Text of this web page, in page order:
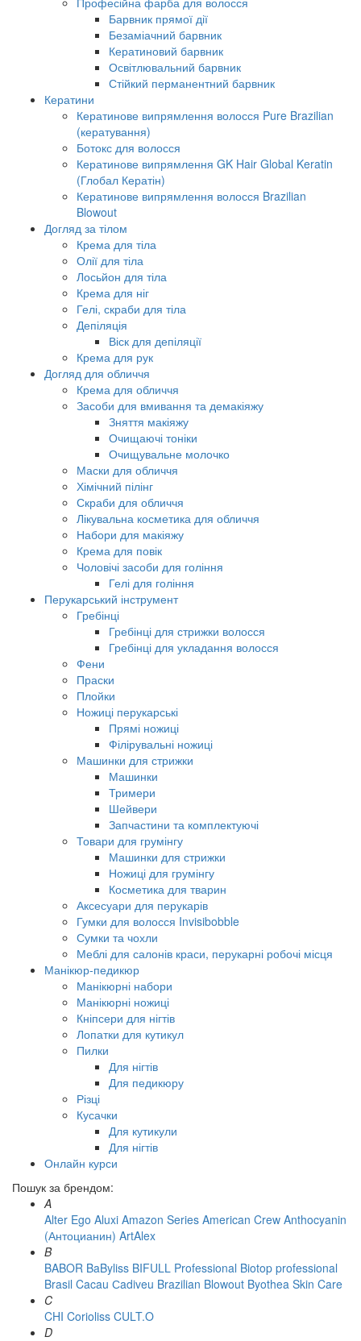
Барвник прямої дії
Безаміачний барвник
Кератиновий барвник
Освітлювальний барвник
Стійкий перманентний барвник
Кератини
Кератинове випрямлення волосся Pure Brazilian
(кератування)
Ботокс для волосся
Кератинове випрямлення GK Hair Global Keratin
(Глобал Кератін)
Кератинове випрямлення волосся Brazilian
Blowout
Догляд за тілом
Крема для тіла
Олії для тіла
Лосьйон для тіла
Крема для ніг
Гелі, скраби для тіла
Депіляція
Віск для депіляції
Крема для рук
Догляд для обличчя
Крема для обличчя
Засоби для вмивання та демакіяжу
Зняття макіяжу
Очищаючі тоніки
Очищувальне молочко
Маски для обличчя
Хімічний пілінг
Скраби для обличчя
Лікувальна косметика для обличчя
Набори для макіяжу
Крема для повік
Чоловічі засоби для гоління
Гелі для гоління
Перукарський інструмент
Гребінці
Гребінці для стрижки волосся
Гребінці для укладання волосся
Фени
Праски
Плойки
Ножиці перукарські
Прямі ножиці
Філірувальні ножиці
Машинки для стрижки
Машинки
Тримери
Шейвери
Запчастини та комплектуючі
Товари для грумінгу
Машинки для стрижки
Ножиці для грумінгу
Косметика для тварин
Аксесуари для перукарів
Гумки для волосся Invisibobble
Сумки та чохли
Меблі для салонів краси, перукарні робочі місця
Манікюр-педикюр
Манікюрні набори
Манікюрні ножиці
Кніпсери для нігтів
Лопатки для кутикул
Пилки
Для нігтів
Для педикюру
Різці
Кусачки
Для кутикули
Для нігтів
Онлайн курси
Пошук за брендом:
A
Alter Ego Aluxi Amazon Series American Crew Anthocyanin
(Антоцианин) ArtAlex
B
BABOR BaByliss BIFULL Professional Biotop professional
Brasil Cacau Сadiveu Brazilian Blowout Byothea Skin Care
C
CHI Corioliss CULT.O
D